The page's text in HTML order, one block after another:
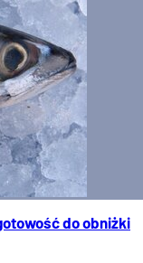
do obniżki